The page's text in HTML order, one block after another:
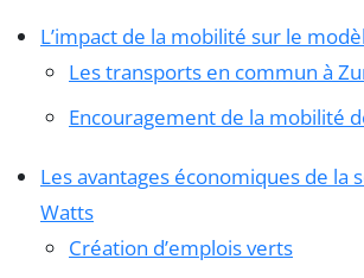
L’impact de la mobilité sur le
Les transports en commun à
Encouragement de la mobilité
Les avantages économiques de la
Watts
Création d’emplois verts